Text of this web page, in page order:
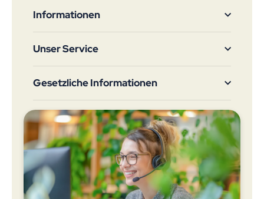
Informationen
Unser Service
Gesetzliche Informationen